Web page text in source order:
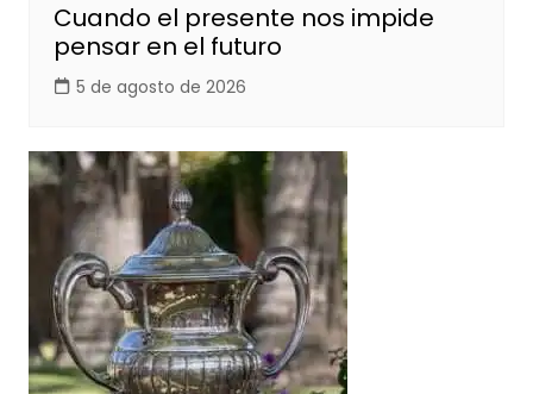
Cuando el presente nos impide
pensar en el futuro
5 de agosto de 2026